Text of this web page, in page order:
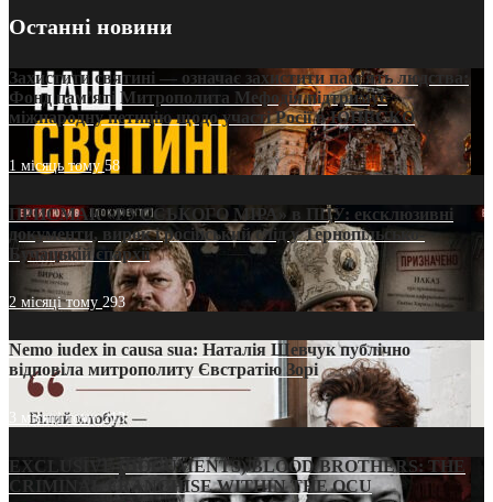
Останні новини
Захистити святині — означає захистити пам’ять людства:
Фонд пам’яті Митрополита Мефодія підтримує
міжнародну петицію щодо участі Росії в ЮНЕСКО
1 місяць тому58
ПРИСМАК «РУССЬКОГО МІРА» в ПЦУ: ексклюзивні
документи, вирок і російський слід у Тернопільсько-
Бучацькій єпархії
2 місяці тому 293
Nemo iudex in causa sua: Наталія Шевчук публічно
відповіла митрополиту Євстратію Зорі
3 місяці тому213
EXCLUSIVE (DOCUMENTS)/BLOOD BROTHERS: THE
CRIMINAL FRANCHISE WITHIN THE OCU